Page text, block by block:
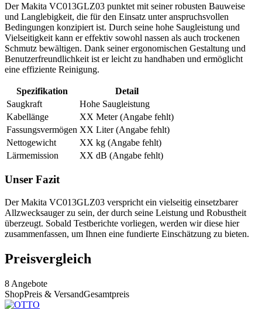
Der Makita VC013GLZ03 punktet mit seiner robusten Bauweise
und Langlebigkeit, die für den Einsatz unter anspruchsvollen
Bedingungen konzipiert ist. Durch seine hohe Saugleistung und
Vielseitigkeit kann er effektiv sowohl nassen als auch trockenen
Schmutz bewältigen. Dank seiner ergonomischen Gestaltung und
Benutzerfreundlichkeit ist er leicht zu handhaben und ermöglicht
eine effiziente Reinigung.
Spezifikation
Detail
Saugkraft
Hohe Saugleistung
Kabellänge
XX Meter (Angabe fehlt)
Fassungsvermögen XX Liter (Angabe fehlt)
Nettogewicht
XX kg (Angabe fehlt)
Lärmemission
XX dB (Angabe fehlt)
Unser Fazit
Der Makita VC013GLZ03 verspricht ein vielseitig einsetzbarer
Allzwecksauger zu sein, der durch seine Leistung und Robustheit
überzeugt. Sobald Testberichte vorliegen, werden wir diese hier
zusammenfassen, um Ihnen eine fundierte Einschätzung zu bieten.
Preisvergleich
8 Angebote
ShopPreis & VersandGesamtpreis